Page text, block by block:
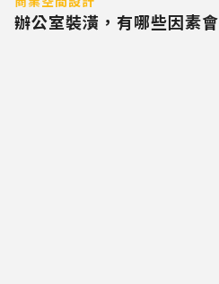
辦公室裝潢，有哪些因素